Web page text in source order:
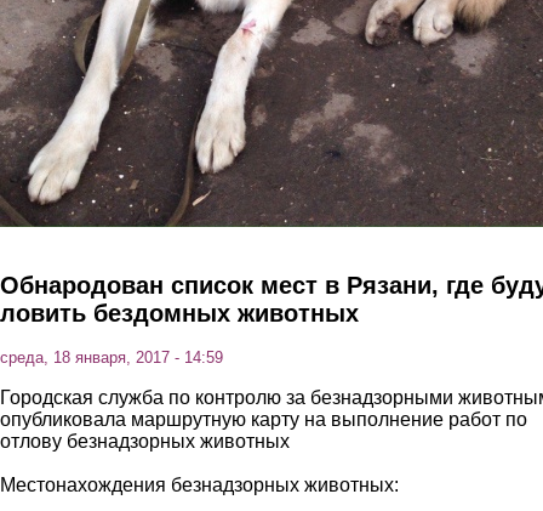
Обнародован список мест в Рязани, где
ловить бездомных животных
среда, 18 января, 2017 - 14:59
Городская служба по контролю за безнадзорными
опубликовала маршрутную карту на выполнение работ по
отлову безнадзорных животных
Местонахождения безнадзорных животных: